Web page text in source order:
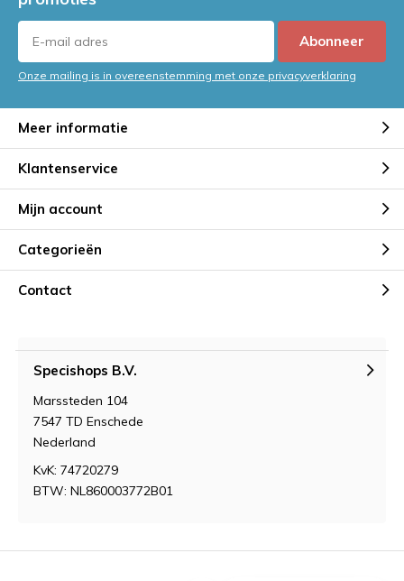
Abonneer
Onze mailing is in overeenstemming met onze privacyverklaring
Meer informatie
Klantenservice
Mijn account
Categorieën
Contact
Specishops B.V.
Marssteden 104
7547 TD Enschede
Nederland
KvK: 74720279
BTW: NL860003772B01